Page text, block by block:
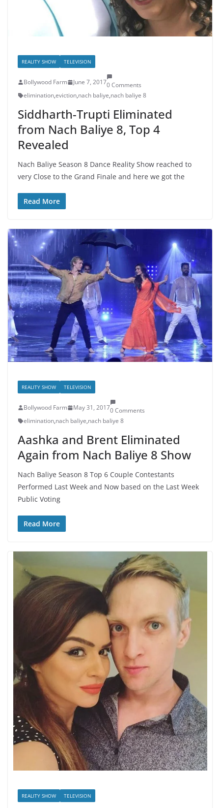
REALITY SHOW TELEVISION
Bollywood Farm June 7, 20170 Comments
elimination,eviction,nach baliye,nach baliye 8
Siddharth-Trupti Eliminated
from Nach Baliye 8, Top 4
Revealed
Nach Baliye Season 8 Dance Reality Show reached to
very Close to the Grand Finale and here we got the
Read More
REALITY SHOW TELEVISION
Bollywood Farm May 31, 20170 Comments
elimination,nach baliye,nach baliye 8
Aashka and Brent Eliminated
Again from Nach Baliye 8 Show
Nach Baliye Season 8 Top 6 Couple Contestants
Performed Last Week and Now based on the Last Week
Public Voting
Read More
REALITY SHOW TELEVISION